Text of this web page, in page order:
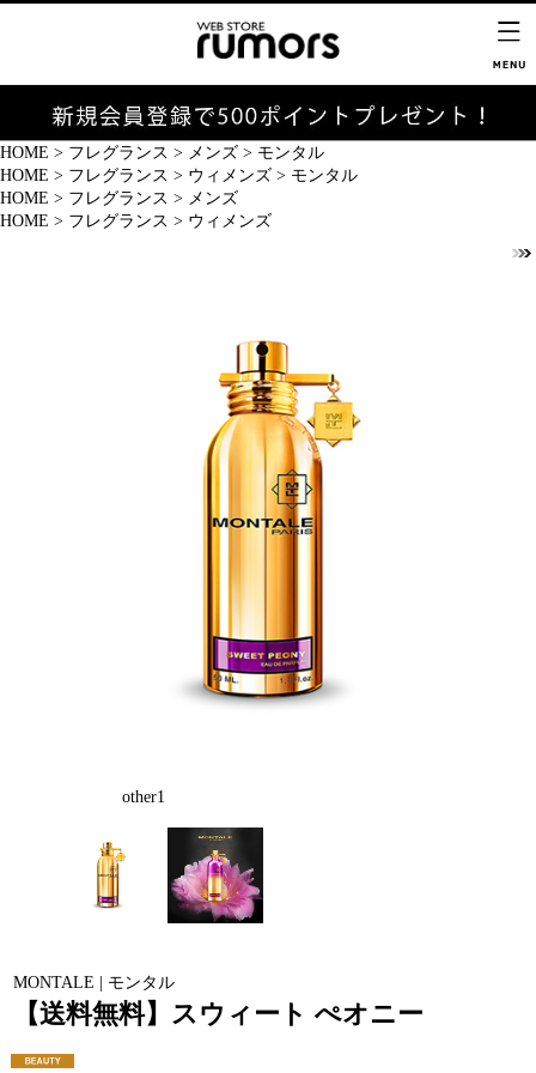
HOME > フレグランス > メンズ > モンタル
HOME > フレグランス > ウィメンズ > モンタル
HOME > フレグランス > メンズ
HOME > フレグランス > ウィメンズ
other1
MONTALE | モンタル
【送料無料】スウィート ぺオニー